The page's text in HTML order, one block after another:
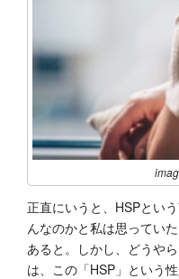
正直にいうと、HSPとい
んなのかと私は思ってい
あると。しかし、どうや
は、この「HSP」という